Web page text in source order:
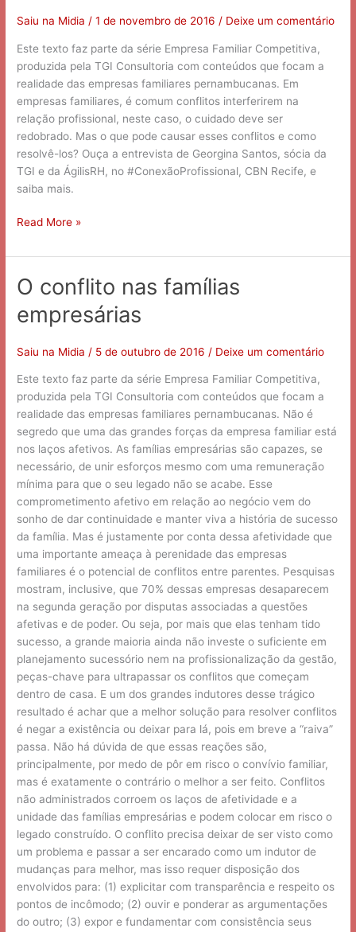
Saiu na Midia /1 de novembro de 2016/ Deixe um comentário
Este texto faz parte da série Empresa Familiar Competitiva,
produzida pela TGI Consultoria com conteúdos que focam a
realidade das empresas familiares pernambucanas. Em
empresas familiares, é comum conflitos interferirem na
relação profissional, neste caso, o cuidado deve ser
redobrado. Mas o que pode causar esses conflitos e como
resolvê-los? Ouça a entrevista de Georgina Santos, sócia da
TGI e da ÁgilisRH, no #‎ConexãoProfissional, CBN Recife, e
saiba mais.
Empresas
Read More »
O conflito nas famílias
empresárias
Saiu na Midia / 5 de outubro de 2016 / Deixe um comentário
Este texto faz parte da série Empresa Familiar Competitiva,
produzida pela TGI Consultoria com conteúdos que focam a
realidade das empresas familiares pernambucanas. Não é
segredo que uma das grandes forças da empresa familiar está
nos laços afetivos. As famílias empresárias são capazes, se
necessário, de unir esforços mesmo com uma remuneração
mínima para que o seu legado não se acabe. Esse
comprometimento afetivo em relação ao negócio vem do
sonho de dar continuidade e manter viva a história de sucesso
da família. Mas é justamente por conta dessa afetividade que
uma importante ameaça à perenidade das empresas
familiares é o potencial de conflitos entre parentes. Pesquisas
mostram, inclusive, que 70% dessas empresas desaparecem
na segunda geração por disputas associadas a questões
afetivas e de poder. Ou seja, por mais que elas tenham tido
sucesso, a grande maioria ainda não investe o suficiente em
planejamento sucessório nem na profissionalização da gestão,
peças-chave para ultrapassar os conflitos que começam
dentro de casa. E um dos grandes indutores desse trágico
resultado é achar que a melhor solução para resolver conflitos
é negar a existência ou deixar para lá, pois em breve a “raiva”
passa. Não há dúvida de que essas reações são,
principalmente, por medo de pôr em risco o convívio familiar,
mas é exatamente o contrário o melhor a ser feito. Conflitos
não administrados corroem os laços de afetividade e a
unidade das famílias empresárias e podem colocar em risco o
legado construído. O conflito precisa deixar de ser visto como
um problema e passar a ser encarado como um indutor de
mudanças para melhor, mas isso requer disposição dos
envolvidos para: (1) explicitar com transparência e respeito os
pontos de incômodo; (2) ouvir e ponderar as argumentações
do outro; (3) expor e fundamentar com consistência seus
O
conflito
nas
empresárias